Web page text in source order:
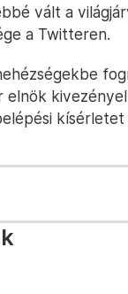
vált a
a Twitteren.
kísérletet